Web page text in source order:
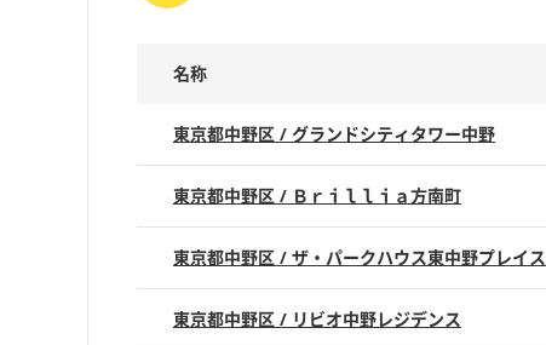
名称
東京都中野区 / グランドシティタワー中野
東京都中野区 / Ｂｒｉｌｌｉａ方南町
東京都中野区 / ザ・パークハウス東中野プレイス
東京都中野区 / リビオ中野レジデンス